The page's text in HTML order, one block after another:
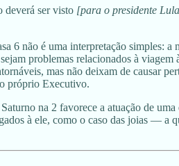
deverá ser visto [para o presidente
6 não é uma interpretação simples:
problemas relacionados à
mas não deixam de causar
próprio Executivo.
na 2 favorece a atuação de
à ele, como o caso das joias —